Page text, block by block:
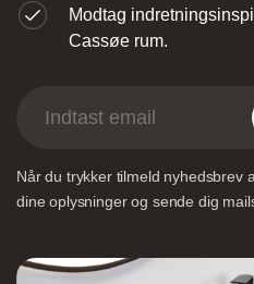
Modtag
Cassøe rum.
Når du trykker tilmeld nyhedsbrev
dine oplysninger og sende dig
Agerøvejk 27A, 8381